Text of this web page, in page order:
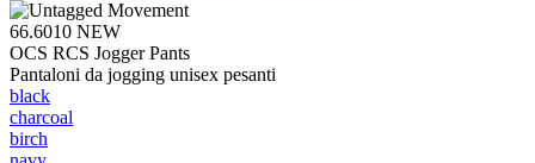
66.6010 NEW
OCS RCS Jogger Pants
Pantaloni da jogging unisex pesanti
black
charcoal
birch